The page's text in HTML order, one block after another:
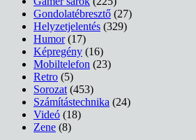
Gondolatébresztő (27)
Helyzetjelentés (329)
Humor(17)
Képregény (16)
Mobiltelefon (23)
Retro (5)
Sorozat (453)
Számítástechnika (24)
Videó (18)
Zene (8)